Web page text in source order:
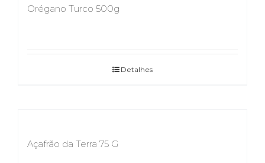
Orégano Turco 500g
Detalhes
Açafrão da Terra 75 G